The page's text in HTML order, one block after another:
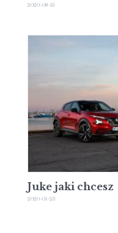
2020-08-13
Juke jaki chcesz
2020-01-23